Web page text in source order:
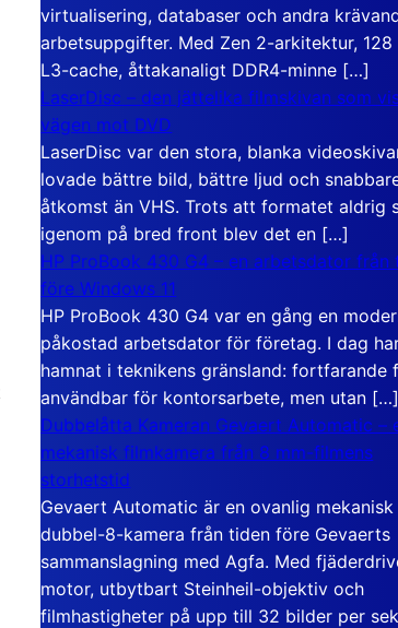
virtualisering, databaser och andra
arbetsuppgifter. Med Zen 2-arkitektur, 128
L3-cache, åttakanaligt DDR4-minne […]
LaserDisc – den jättelika filmskivan som
vägen mot DVD
LaserDisc var den stora, blanka
lovade bättre bild, bättre ljud och
åtkomst än VHS. Trots att formatet aldrig
igenom på bred front blev det en […]
HP ProBook 430 G4 – en arbetsdator från
före Windows 11
HP ProBook 430 G4 var en gång en
påkostad arbetsdator för företag. I dag
hamnat i teknikens gränsland: fortfarande
användbar för kontorsarbete, men utan […]
Dubbelåtta Kameran Gevaert Automatic –
mekanisk filmkamera från 8 mm-filmens
storhetstid
Gevaert Automatic är en ovanlig mekanisk
dubbel-8-kamera från tiden före Gevaerts
sammanslagning med Agfa. Med
motor, utbytbart Steinheil-objektiv och
filmhastigheter på upp till 32 bilder per